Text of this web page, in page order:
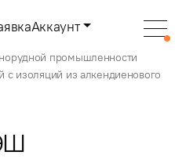
Аккаунт
промышленности
с изоляций из алкендиенового